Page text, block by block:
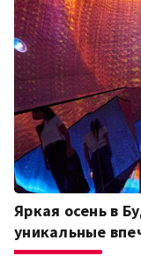
Яркая осень в
уникальные